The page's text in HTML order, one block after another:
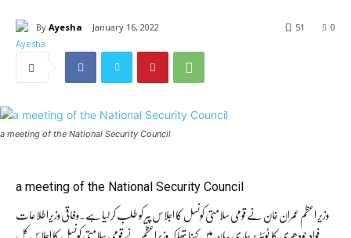
By Ayesha January 16, 2022 0
51
a meeting of the National Security Council
a meeting of the National Security Council
وزیر اعظم عمران خان نے قومی سلامتی کونسل کا اجلاس پیر کو طلب کر لیا ہے۔وفاقی وزیراطلاعات
فواد چودھری کا ٹوئٹر پر جاری بیان میں کہنا تھا کہ وزیراعظم نے قومی سلامتی کونسل کا اجلاس کل